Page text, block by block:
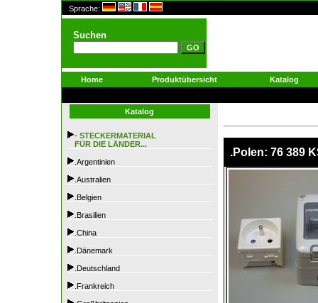
Sprache:
Suchen
Home Produktübersicht Katalog
Katalog
- STECKERMATERIAL
FÜR DIE LÄNDER...
.Argentinien
.Australien
.Belgien
.Brasilien
.China
.Dänemark
.Deutschland
.Frankreich
.Polen: 76 389